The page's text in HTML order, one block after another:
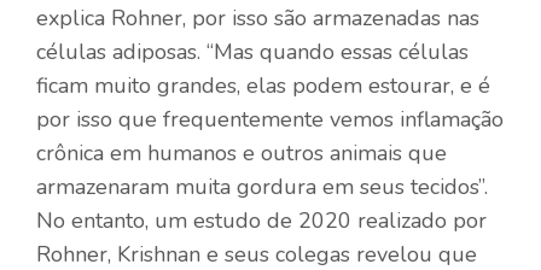
explica Rohner, por isso são armazenadas nas
células adiposas. “Mas quando essas células
ficam muito grandes, elas podem estourar, e é
por isso que frequentemente vemos inflamação
crônica em humanos e outros animais que
armazenaram muita gordura em seus tecidos”.
No entanto, um estudo de 2020 realizado por
Rohner, Krishnan e seus colegas revelou que